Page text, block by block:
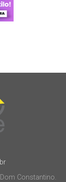
Constantino.